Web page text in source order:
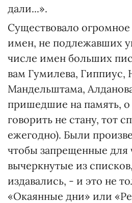
дали...».
Существовало огромное
имен, не подлежавших
числе имен больших
вам Гумилева, Гиппиус,
Мандельштама,
пришедшие на память,
говорить не стану, тот
ежегодно). Были
чтобы запрещенные для
вычеркнутые из
издавались, - и это не
«Окаянные дни» или